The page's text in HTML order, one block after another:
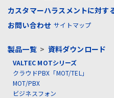
カスタマーハラスメントに対す
お問い合わせ サイトマップ
製品一覧> 資料ダウンロード
VALTEC MOTシリーズ
クラウドPBX「MOT/TEL」
MOT/PBX
ビジネスフォン